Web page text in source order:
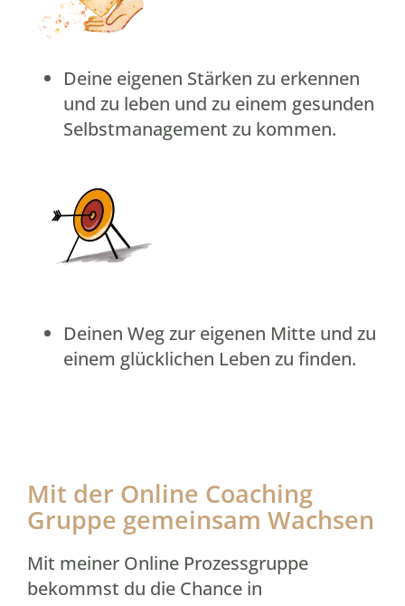
Deine eigenen Stärken zu erkennen
und zu leben und zu einem gesunden
Selbstmanagement zu kommen.
Deinen Weg zur eigenen Mitte und zu
einem glücklichen Leben zu finden.
Mit der Online Coaching
Gruppe gemeinsam Wachsen
Mit meiner Online Prozessgruppe
bekommst du die Chance in